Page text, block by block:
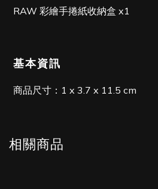
RAW 彩繪手捲紙收納盒 x1
基本資訊
商品尺寸：1 x 3.7 x 11.5 cm
相關商品